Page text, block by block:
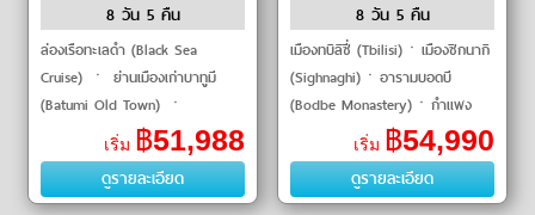
8 วัน 5 คืน
ล่องเรือทะเลดำ (Black Sea
Cruise) ㆍ ย่านเมืองเก่าบาทูมี
(Batumi Old Town) ㆍ
อัลฟาเบททาวเวอร์ (Alphabet
Tower) ㆍ อนุสรณ์แห่งความรัก
อาลีและนีโ
เริ่ม ฿51,988
ดูรายละเอียด
8 วัน 5 คืน
เมืองทบิลิซี่ (Tbilisi)ㆍเมืองซิกนากิ
(Sighnaghi)ㆍอารามบอดบี
(Bodbe Monastery)ㆍกำแพง
เมืองโบราณ (Sighnaghi Wall)ㆍ
เมืองควาเรลี (Kvareli)ㆍลิ้มรส
ไวน์�
เริ่ม ฿54,990
ดูรายละเอียด